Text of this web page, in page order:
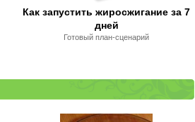
Как запустить жиросжигание за 7
дней
Готовый план-сценарий